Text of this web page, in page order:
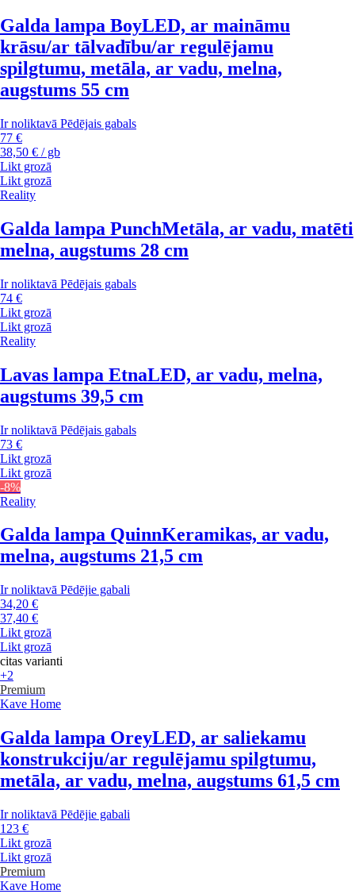
Galda lampa BoyLED, ar maināmu
krāsu/ar tālvadību/ar regulējamu
spilgtumu, metāla, ar vadu, melna,
augstums 55 cm
Ir noliktavā Pēdējais gabals
77 €
38,50 € / gb
Likt grozā
Likt grozā
Reality
Galda lampa PunchMetāla, ar vadu, matēti
melna, augstums 28 cm
Ir noliktavā Pēdējais gabals
74 €
Likt grozā
Likt grozā
Reality
Lavas lampa EtnaLED, ar vadu, melna,
augstums 39,5 cm
Ir noliktavā Pēdējais gabals
73 €
Likt grozā
Likt grozā
-8%
Reality
Galda lampa QuinnKeramikas, ar vadu,
melna, augstums 21,5 cm
Ir noliktavā Pēdējie gabali
34,20 €
37,40 €
Likt grozā
Likt grozā
citas varianti
+2
Premium
Kave Home
Galda lampa OreyLED, ar saliekamu
konstrukciju/ar regulējamu spilgtumu,
metāla, ar vadu, melna, augstums 61,5 cm
Ir noliktavā Pēdējie gabali
123 €
Likt grozā
Likt grozā
Premium
Kave Home